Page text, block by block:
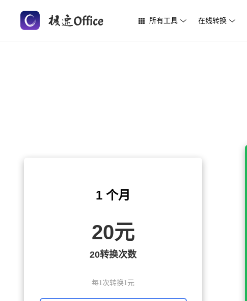
所有工具 在线转换
1 个月
20元
20转换次数
每1次转换1元